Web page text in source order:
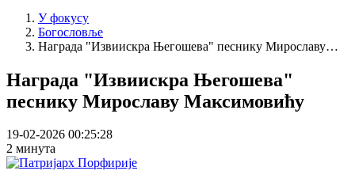
У фокусу
Богословље
Награда "Извиискра Његошева" песнику Мирославу…
Награда "Извиискра Његошева"
песнику Мирославу Максимовићу
19-02-2026 00:25:28
2 минута